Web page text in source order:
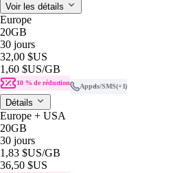
Voir les détails
Europe
20GB
30 jours
32,00 $US
1,60 $US/GB
10 % de réduction Appels/SMS(+1)
Détails
Europe + USA
20GB
30 jours
1,83 $US/GB
36,50 $US